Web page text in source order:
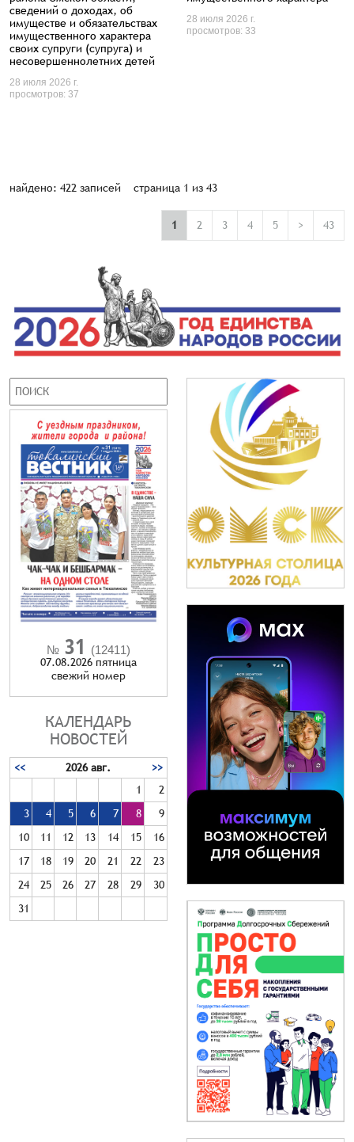
сведений о доходах, об
имуществе и обязательствах
имущественного характера
своих супруги (супруга) и
несовершеннолетних детей
28 июля 2026 г.
просмотров: 37
28 июля 2026 г.
просмотров: 33
найдено: 422 записей страница 1 из 43
1 2 3 4 5 > 43
№ 31 (12411)
07.08.2026 пятница
cвежий номер
КАЛЕНДАРЬ
НОВОСТЕЙ
<< 2026 авг.
>>
1
2
3
4 5 6 7 8
9
10
11 12 13 14 15
16
17
18 19 20 21 22
23
24
25 26 27 28 29
30
31